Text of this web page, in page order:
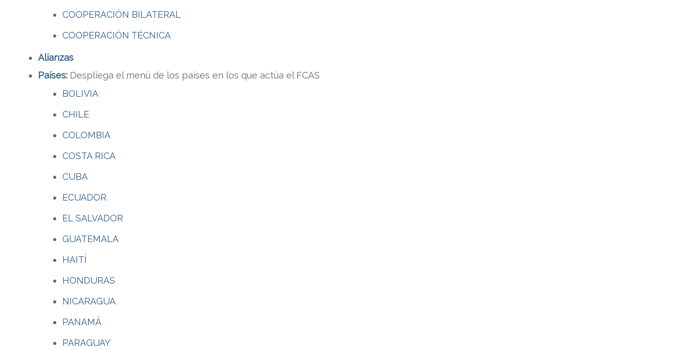
COOPERACIÓN BILATERAL
COOPERACIÓN TÉCNICA
Alianzas
Países: Despliega el menú de los países en los que actúa el FCAS
BOLIVIA
CHILE
COLOMBIA
COSTA RICA
CUBA
ECUADOR
EL SALVADOR
GUATEMALA
HAITÍ
HONDURAS
NICARAGUA
PANAMÁ
PARAGUAY